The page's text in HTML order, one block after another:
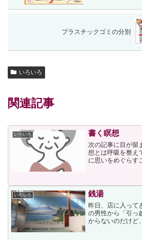
プラスチックゴミの分別
いろいろ
関連記事
いろいろ 書く瞑想
次の記事に目が留
想とは呼吸を整え
に思いをめぐらす
ように書かれてい
中では普段、恐怖
いろいろ 銭湯
昨日、店に入って
の男性から「引っ
からないのだけど